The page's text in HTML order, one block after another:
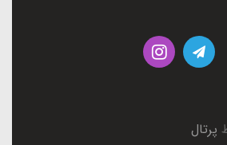
پرتال